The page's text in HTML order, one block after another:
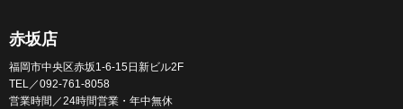
赤坂店
福岡市中央区赤坂1-6-15日新ビル2F
TEL／092-761-8058
営業時間／24時間営業・年中無休